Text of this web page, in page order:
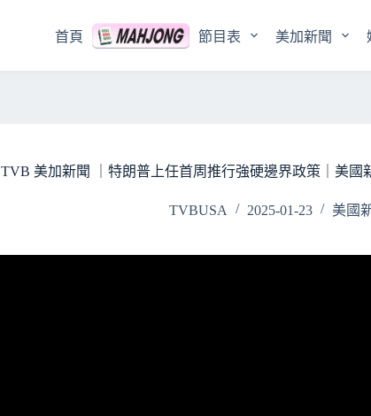
首頁 節目表 美加新聞
TVB 美加新聞 ｜特朗普上任首周推行強硬邊界政策｜美國
TVBUSA 2025-01-23 美國